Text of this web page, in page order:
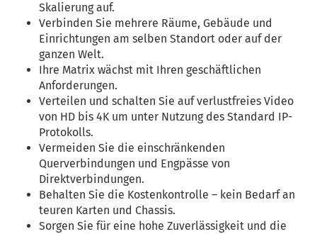
Skalierung auf.
Verbinden Sie mehrere Räume, Gebäude und
Einrichtungen am selben Standort oder auf der
ganzen Welt.
Ihre Matrix wächst mit Ihren geschäftlichen
Anforderungen.
Verteilen und schalten Sie auf verlustfreies Video
von HD bis 4K um unter Nutzung des Standard IP-
Protokolls.
Vermeiden Sie die einschränkenden
Querverbindungen und Engpässe von
Direktverbindungen.
Behalten Sie die Kostenkontrolle – kein Bedarf an
teuren Karten und Chassis.
Sorgen Sie für eine hohe Zuverlässigkeit und die